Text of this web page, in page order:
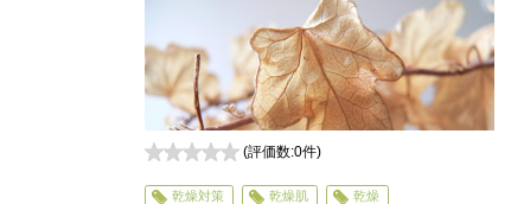
(評価数:0件)
乾燥対策 乾燥肌 乾燥